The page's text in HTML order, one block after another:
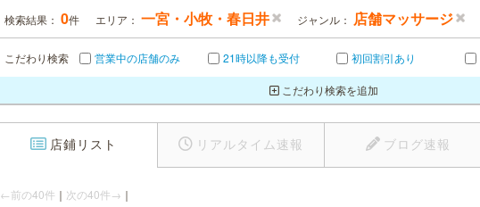
検索結果： 0件 エリア： 一宮・小牧・春日井 ジャンル： 店舗マッサージ
こだわり検索 営業中の店舗のみ 21時以降も受付 初回割引あり
こだわり検索を追加
店鋪リスト リアルタイム速報 ブログ速報
←前の40件 ｜ 次の40件→ ｜